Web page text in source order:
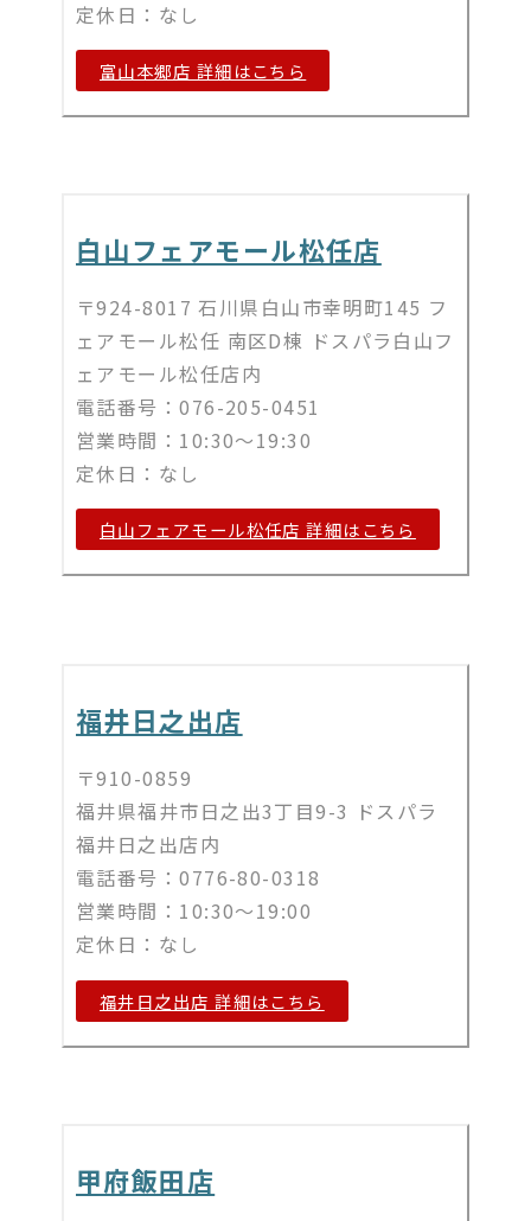
定休日：なし
富山本郷店 詳細はこちら
白山フェアモール松任店
〒924-8017 石川県白山市幸明町145 フ
ェアモール松任 南区D棟 ドスパラ白山フ
ェアモール松任店内
電話番号：076-205-0451
営業時間：10:30～19:30
定休日：なし
白山フェアモール松任店 詳細はこちら
福井日之出店
〒910-0859
福井県福井市日之出3丁目9-3 ドスパラ
福井日之出店内
電話番号：0776-80-0318
営業時間：10:30～19:00
定休日：なし
福井日之出店 詳細はこちら
甲府飯田店